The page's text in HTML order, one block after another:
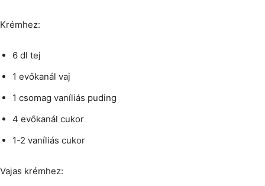
Krémhez:
6 dl tej
1 evőkanál vaj
1 csomag vaníliás puding
4 evőkanál cukor
1-2 vaníliás cukor
Vajas krémhez: